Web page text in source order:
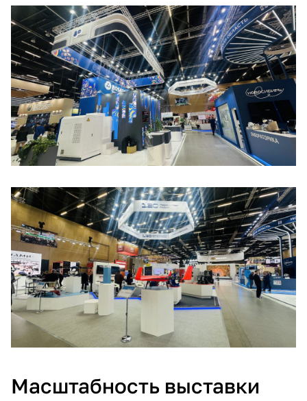
Масштабность выставки